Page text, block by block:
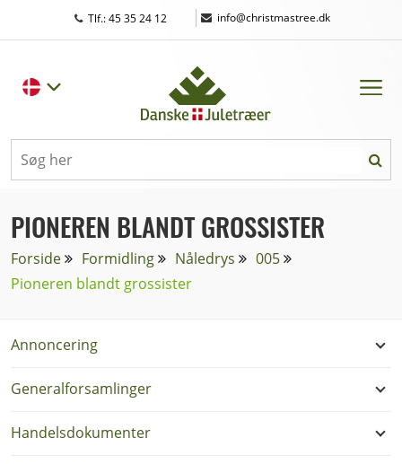
Tlf.: 45 35 24 12 | info@christmastree.dk
PIONEREN BLANDT GROSSISTER
Forside Formidling Nåledrys
005
Pioneren blandt grossister
Annoncering
Generalforsamlinger
Handelsdokumenter